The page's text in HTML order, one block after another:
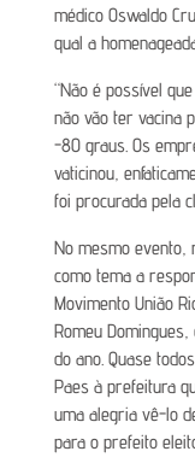
médico Oswaldo
qual a
“Não é possível
não vão ter vacina
-80 graus. Os
vaticinou,
foi procurada pela
No mesmo evento,
como tema a
Movimento União
Romeu
do ano. Quase
Paes à prefeitura
uma alegria vê-lo
para o prefeito